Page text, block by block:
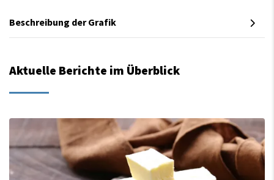
Beschreibung der Grafik
Aktuelle Berichte im Überblick